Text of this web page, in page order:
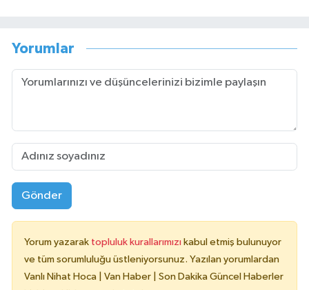
Yorumlar
Gönder
Yorum yazarak topluluk kurallarımızı kabul etmiş bulunuyor
ve tüm sorumluluğu üstleniyorsunuz. Yazılan yorumlardan
Vanlı Nihat Hoca | Van Haber | Son Dakika Güncel Haberler